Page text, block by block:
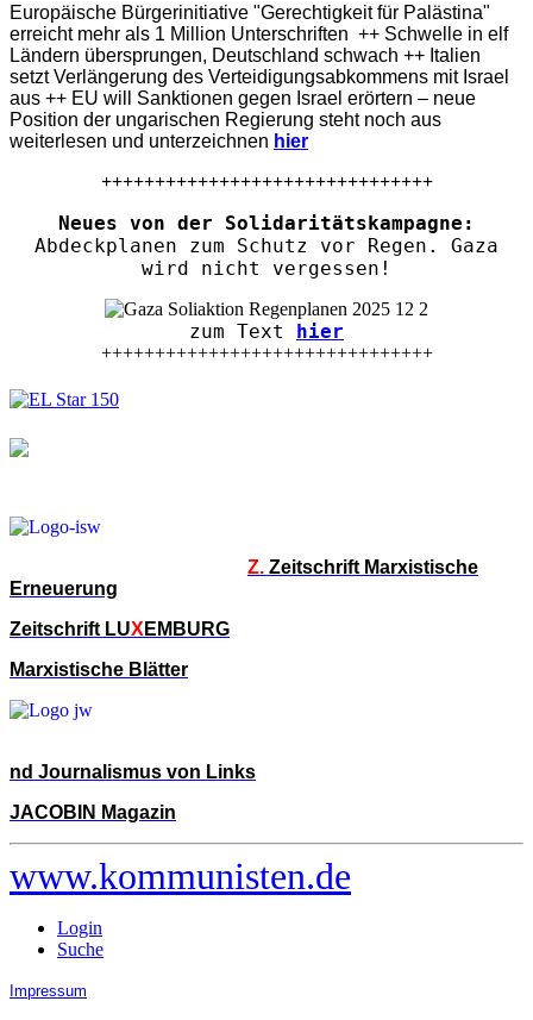
Europäische Bürgerinitiative "Gerechtigkeit für Palästina"
erreicht mehr als 1 Million Unterschriften ++ Schwelle in elf
Ländern übersprungen, Deutschland schwach ++ Italien
setzt Verlängerung des Verteidigungsabkommens mit Israel
aus ++ EU will Sanktionen gegen Israel erörtern – neue
Position der ungarischen Regierung steht noch aus
weiterlesen und unterzeichnen hier
+++++++++++++++++++++++++++++++
Neues von der Solidaritätskampagne:
Abdeckplanen zum Schutz vor Regen. Gaza
wird nicht vergessen!
zum Text hier
+++++++++++++++++++++++++++++++
Z. Zeitschrift Marxistische
Erneuerung
Zeitschrift LUX EMBURG
Marxistische Blätter
nd Journalismus von Links
JACOBIN Magazin
www.kommunisten.de
Login
Suche
Impressum